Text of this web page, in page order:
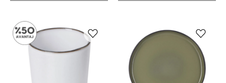
Caractere
Beyaz
Caractare